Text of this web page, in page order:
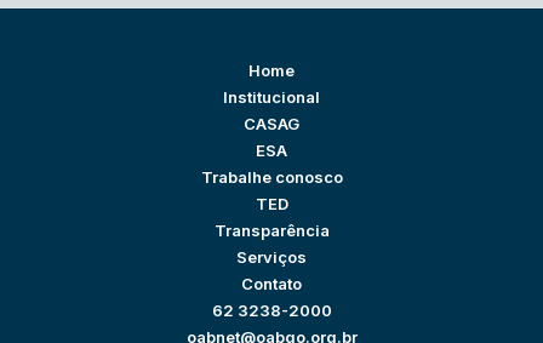
Home
Institucional
CASAG
ESA
Trabalhe conosco
TED
Transparência
Serviços
Contato
62 3238-2000
oabnet@oabgo.org.br